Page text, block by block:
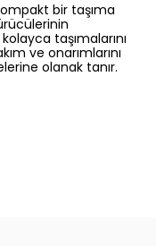
bir taşıma
taşımalarını
ve onarımlarını
olanak tanır.